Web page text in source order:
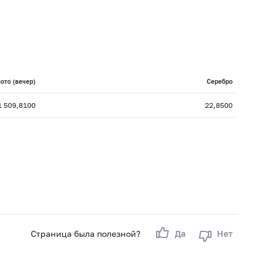
(вечер) Серебро
509,8100 22,8500
Страница была полезной? Да Нет